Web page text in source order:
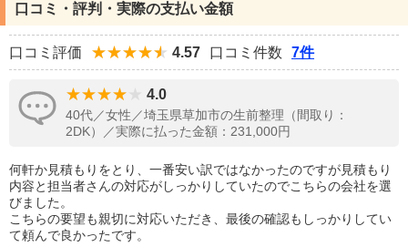
口コミ・評判・実際の支払い金額
口コミ評価 4.57 口コミ件数 7件
4.0
40代／女性／埼玉県草加市の生前整理（間取り：
2DK）／実際に払った金額：231,000円
何軒か見積もりをとり、一番安い訳ではなかったのですが見積もり
内容と担当者さんの対応がしっかりしていたのでこちらの会社を選
びました。
こちらの要望も親切に対応いただき、最後の確認もしっかりしてい
て頼んで良かったです。